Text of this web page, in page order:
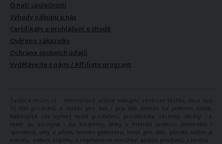
O naší společnosti
Výhody nákupu u nás
Certifikáty a prohlášení o shodě
Ověřeno zákazníky
Ochrana osobních údajů
Vydělávejte s námi / Affiliate program
TextilCentrum.cz - internetové online nákupní centrum textilu. Více než
15 000 produktů z textilu pro Vás i pro Váš domov na jednom místě.
Nakoupíte zde bytový textil (povlečení, prostěradla, záclony, závěsy ...),
textil do kuchyně i do koupelny, látky v metráži (oděvní, dekorační i
speciální), vlny a příze, textilní galanterii, textil pro děti, pánské košile a
kravaty, oděvní doplňky a nepřeberné množství dalších produktů z textilu.